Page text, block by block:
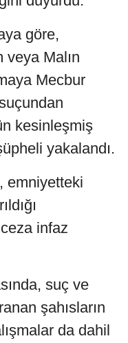
göre,
veya Malın
Mecbur
kesinleşmiş
yakalandı.
emniyetteki
infaz
suç ve
şahısların
da dahil